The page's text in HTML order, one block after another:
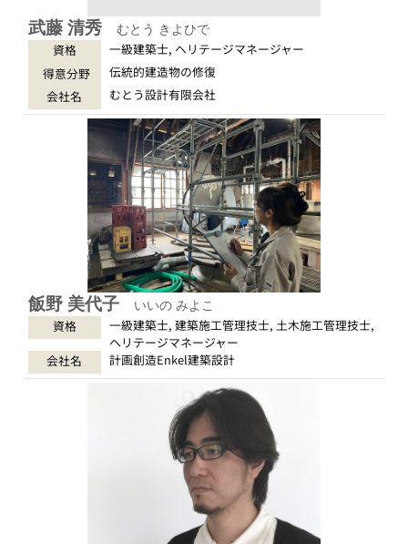
武藤 清秀 むとう きよひで
資格
一級建築士, ヘリテージマネージャー
得意分野
伝統的建造物の修復
会社名
むとう設計有限会社
飯野 美代子 いいの みよこ
資格
一級建築士, 建築施工管理技士, 土木施工管理技士,
ヘリテージマネージャー
会社名
計画創造Enkel建築設計